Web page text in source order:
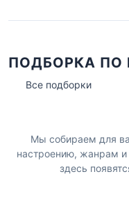
ПОДБОРКА ПО
Все подборки
Мы собираем для
настроению, жанрам
здесь